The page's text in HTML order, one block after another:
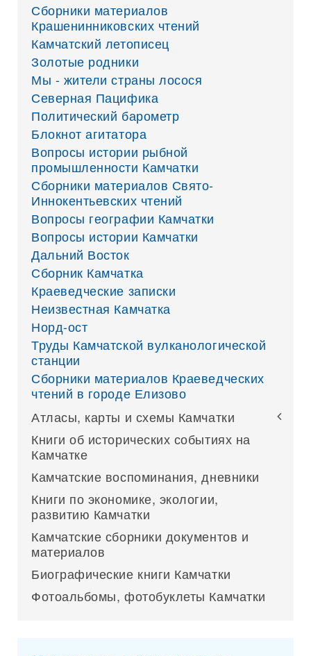
Сборники материалов
Крашенинниковских чтений
Камчатский летописец
Золотые родники
Мы - жители страны лосося
Северная Пацифика
Политический барометр
Блокнот агитатора
Вопросы истории рыбной
промышленности Камчатки
Сборники материалов Свято-
Иннокентьевских чтений
Вопросы географии Камчатки
Вопросы истории Камчатки
Дальний Восток
Сборник Камчатка
Краеведческие записки
Неизвестная Камчатка
Норд-ост
Труды Камчатской вулканологической
станции
Сборники материалов Краеведческих
чтений в городе Елизово
Атласы, карты и схемы Камчатки
Книги об исторических событиях на
Камчатке
Камчатские воспоминания, дневники
Книги по экономике, экологии,
развитию Камчатки
Камчатские сборники документов и
материалов
Биографические книги Камчатки
Фотоальбомы, фотобуклеты Камчатки